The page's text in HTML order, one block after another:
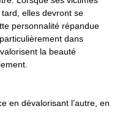
elles devront se
personnalité répandue
dans
la beauté
en dévalorisant l’autre, en